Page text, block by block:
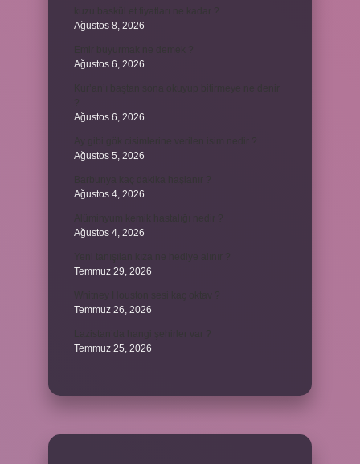
Ağustos 8, 2026
Ağustos 6, 2026
Ağustos 6, 2026
Ağustos 5, 2026
Ağustos 4, 2026
Ağustos 4, 2026
Temmuz 29, 2026
Temmuz 26, 2026
Temmuz 25, 2026